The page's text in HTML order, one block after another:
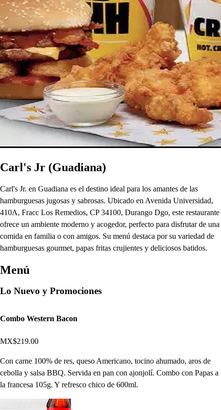
Carl's Jr (Guadiana)
Carl's Jr. en Guadiana es el destino ideal para los amantes de las
hamburguesas jugosas y sabrosas. Ubicado en Avenida Universidad,
410A, Fracc Los Remedios, CP 34100, Durango Dgo, este restaurante
ofrece un ambiente moderno y acogedor, perfecto para disfrutar de una
comida en familia o con amigos. Su menú destaca por su variedad de
hamburguesas gourmet, papas fritas crujientes y deliciosos batidos.
Menú
Lo Nuevo y Promociones
Combo Western Bacon
MX$219.00
Con carne 100% de res, queso Americano, tocino ahumado, aros de
cebolla y salsa BBQ. Servida en pan con ajonjolí. Combo con Papas a
la francesa 105g. Y refresco chico de 600ml.